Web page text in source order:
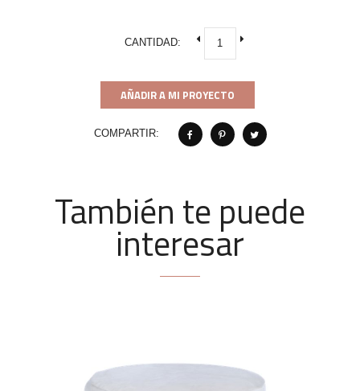
CANTIDAD:
AÑADIR A MI PROYECTO
COMPARTIR:
También te puede
interesar